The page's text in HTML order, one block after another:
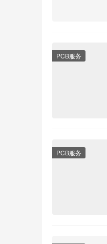
PCB服务
PCB服务